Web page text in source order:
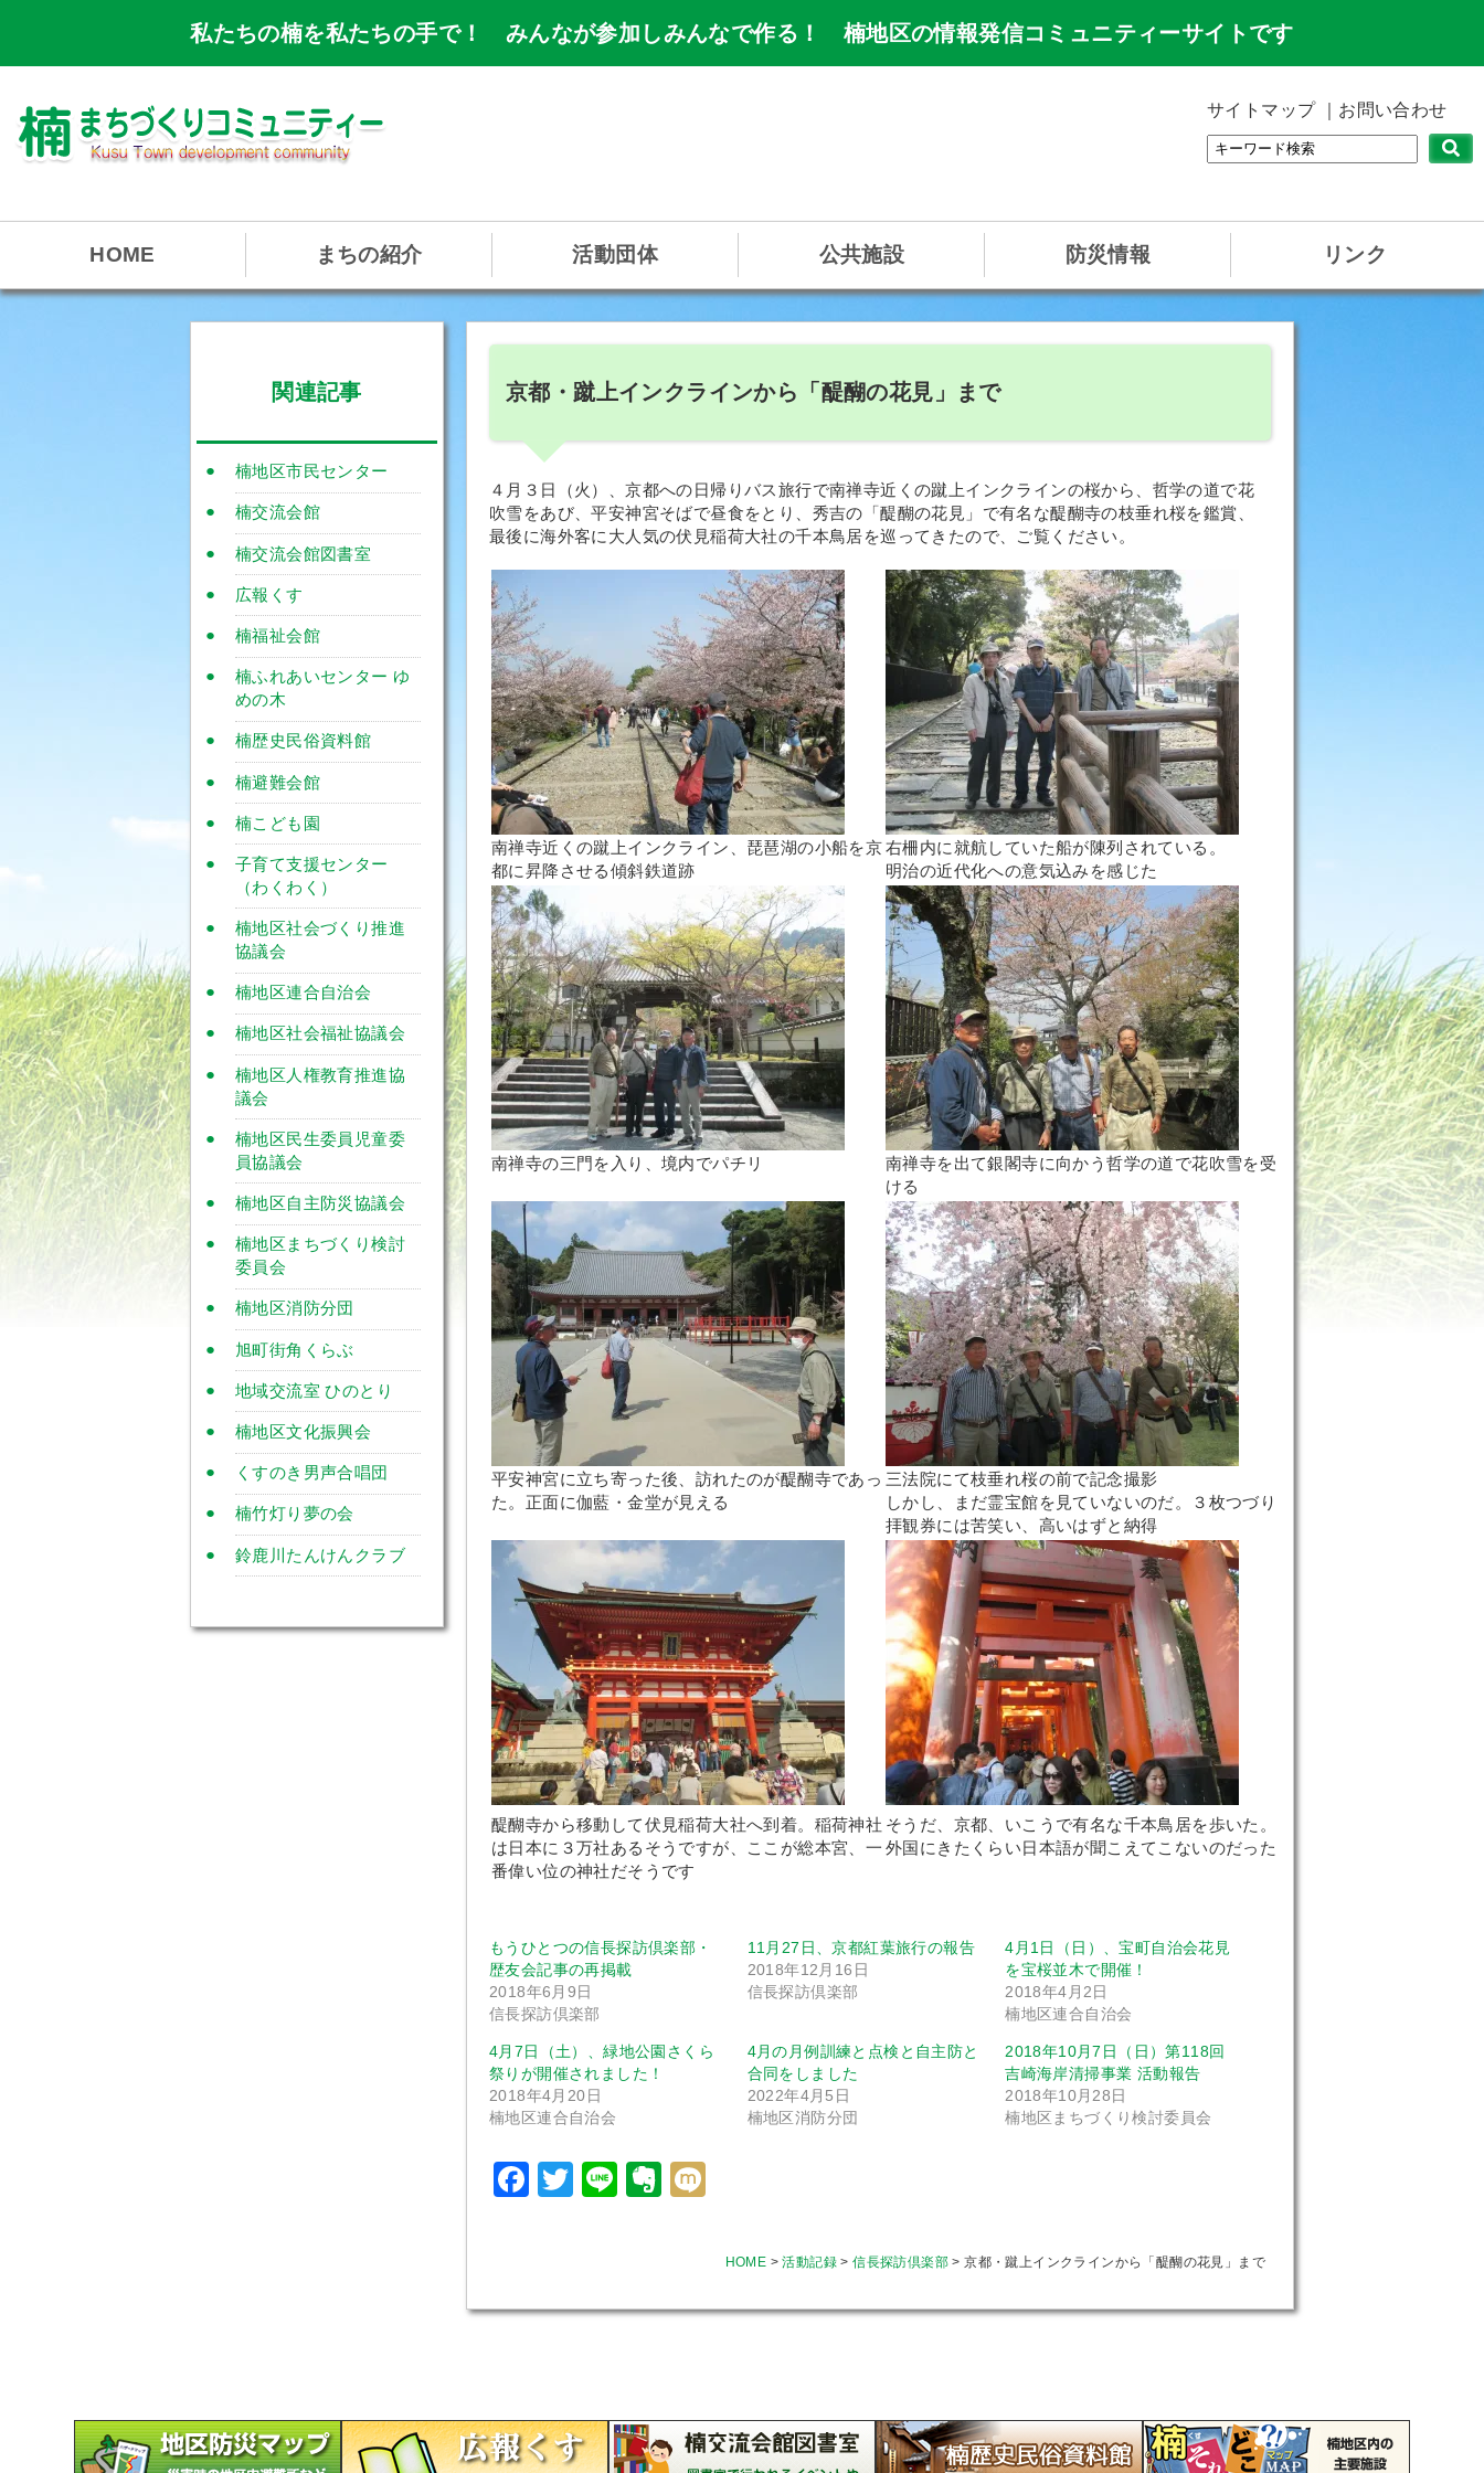
私たちの楠を私たちの手で！ みんなが参加しみんなで作る！ 楠地区の情報発信コミュニティーサイトです
サイトマップ お問い合わせ
HOME まちの紹介 活動団体 公共施設 防災情報 リンク
京都・蹴上インクラインから「醍醐の花見」まで
４月３日（火）、京都への日帰りバス旅行で南禅寺近くの蹴上インクラインの桜から、哲学の道で花
吹雪をあび、平安神宮そばで昼食をとり、秀吉の「醍醐の花見」で有名な醍醐寺の枝垂れ桜を鑑賞、
最後に海外客に大人気の伏見稲荷大社の千本鳥居を巡ってきたので、ご覧ください。
南禅寺近くの蹴上インクライン、琵琶湖の小船を京
都に昇降させる傾斜鉄道跡
右柵内に就航していた船が陳列されている。
明治の近代化への意気込みを感じた
南禅寺の三門を入り、境内でパチリ
南禅寺を出て銀閣寺に向かう哲学の道で花吹雪を受
ける
平安神宮に立ち寄った後、訪れたのが醍醐寺であっ
た。正面に伽藍・金堂が見える
三法院にて枝垂れ桜の前で記念撮影
しかし、まだ霊宝館を見ていないのだ。３枚つづり
拝観券には苦笑い、高いはずと納得
醍醐寺から移動して伏見稲荷大社へ到着。稲荷神社
は日本に３万社あるそうですが、ここが総本宮、一
番偉い位の神社だそうです
そうだ、京都、いこうで有名な千本鳥居を歩いた。
外国にきたくらい日本語が聞こえてこないのだった
もうひとつの信長探訪倶楽部・
歴友会記事の再掲載
2018年6月9日
信長探訪倶楽部
11月27日、京都紅葉旅行の報告
2018年12月16日
信長探訪倶楽部
4月1日（日）、宝町自治会花見
を宝桜並木で開催！
2018年4月2日
楠地区連合自治会
4月7日（土）、緑地公園さくら
祭りが開催されました！
2018年4月20日
楠地区連合自治会
4月の月例訓練と点検と自主防と
合同をしました
2022年4月5日
楠地区消防分団
2018年10月7日（日）第118回
吉崎海岸清掃事業 活動報告
2018年10月28日
楠地区まちづくり検討委員会
Facebook
Twitter
LineEvernote
HOME >活動記録>信長探訪倶楽部>京都・蹴上インクラインから「醍醐の花見」まで
関連記事
楠地区市民センター
楠交流会館
楠交流会館図書室
広報くす
楠福祉会館
楠ふれあいセンター ゆ
めの木
楠歴史民俗資料館
楠避難会館
楠こども園
子育て支援センター
（わくわく）
楠地区社会づくり推進
協議会
楠地区連合自治会
楠地区社会福祉協議会
楠地区人権教育推進協
議会
楠地区民生委員児童委
員協議会
楠地区自主防災協議会
楠地区まちづくり検討
委員会
楠地区消防分団
旭町街角くらぶ
地域交流室 ひのとり
楠地区文化振興会
くすのき男声合唱団
楠竹灯り夢の会
鈴鹿川たんけんクラブ